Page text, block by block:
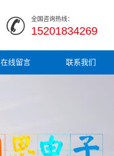
全国咨询热线：
15201834269
在线留言 联系我们